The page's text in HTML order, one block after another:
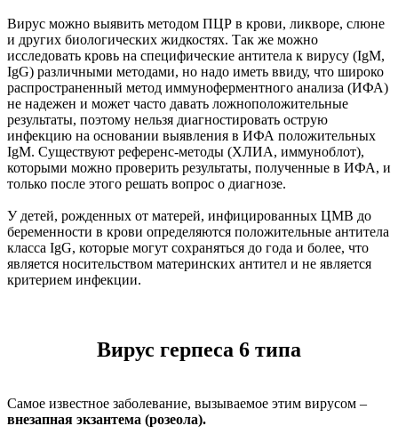
Вирус можно выявить методом ПЦР в крови, ликворе, слюне
и других биологических жидкостях. Так же можно
исследовать кровь на специфические антитела к вирусу (IgM,
IgG) различными методами, но надо иметь ввиду, что широко
распространенный метод иммуноферментного анализа (ИФА)
не надежен и может часто давать ложноположительные
результаты, поэтому нельзя диагностировать острую
инфекцию на основании выявления в ИФА положительных
IgM. Существуют референс-методы (ХЛИА, иммуноблот),
которыми можно проверить результаты, полученные в ИФА, и
только после этого решать вопрос о диагнозе.
У детей, рожденных от матерей, инфицированных ЦМВ до
беременности в крови определяются положительные антитела
класса IgG, которые могут сохраняться до года и более, что
является носительством материнских антител и не является
критерием инфекции.
Вирус герпеса 6 типа
Самое известное заболевание, вызываемое этим вирусом –
внезапная экзантема (розеола).